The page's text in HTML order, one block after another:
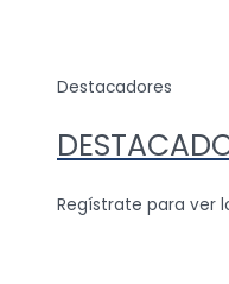
Destacadores
Regístrate para ver